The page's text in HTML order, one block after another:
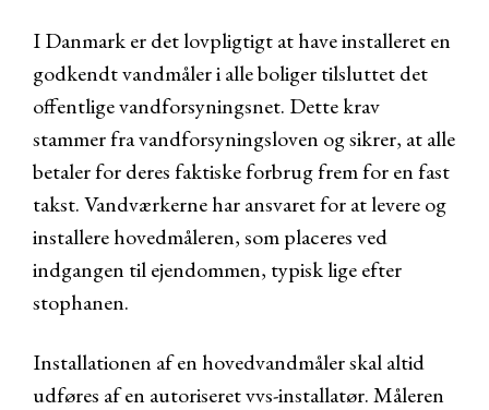
I Danmark er det lovpligtigt at have installeret en
godkendt vandmåler i alle boliger tilsluttet det
offentlige vandforsyningsnet. Dette krav
stammer fra vandforsyningsloven og sikrer, at alle
betaler for deres faktiske forbrug frem for en fast
takst. Vandværkerne har ansvaret for at levere og
installere hovedmåleren, som placeres ved
indgangen til ejendommen, typisk lige efter
stophanen.
Installationen af en hovedvandmåler skal altid
udføres af en autoriseret vvs-installatør. Måleren